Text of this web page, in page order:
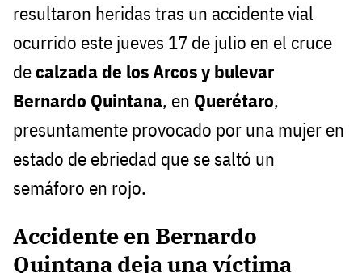
resultaron heridas tras un accidente vial
ocurrido este jueves 17 de julio en el cruce
decalzada de los Arcos y bulevar
Bernardo Quintana, en Querétaro,
presuntamente provocado por una mujer en
estado de ebriedad que se saltó un
semáforo en rojo.
Accidente en Bernardo
Quintana deja una víctima